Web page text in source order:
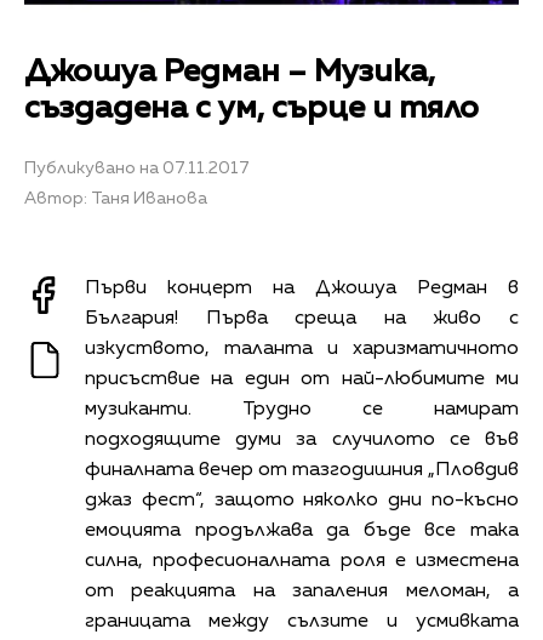
Джошуа Редман – Музика,
създадена с ум, сърце и тяло
Публикувано на 07.11.2017
Автор: Таня Иванова
Първи концерт на Джошуа Редман в
България! Първа среща на живо с
изкуството, таланта и харизматичното
присъствие на един от най-любимите ми
музиканти. Трудно се намират
подходящите думи за случилото се във
финалната вечер от тазгодишния „Пловдив
джаз фест“, защото няколко дни по-късно
емоцията продължава да бъде все така
силна, професионалната роля е изместена
от реакцията на запаления меломан, а
границата между сълзите и усмивката